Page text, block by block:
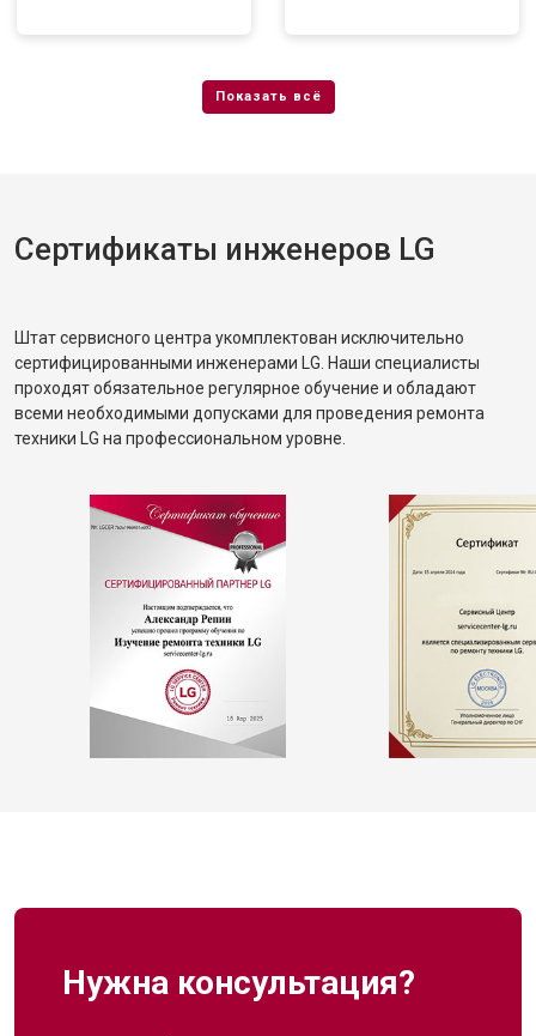
Сертификаты инженеров LG
Штат сервисного центра укомплектован исключительно
сертифицированными инженерами LG. Наши специалисты
проходят обязательное регулярное обучение и обладают
всеми необходимыми допусками для проведения ремонта
техники LG на профессиональном уровне.
Нужна консультация?